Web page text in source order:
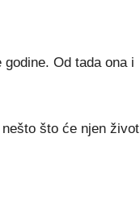
Od tada ona i
što će njen život